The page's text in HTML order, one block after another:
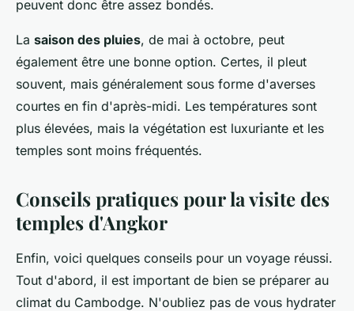
peuvent donc être assez bondés.
La saison des pluies, de mai à octobre, peut
également être une bonne option. Certes, il pleut
souvent, mais généralement sous forme d'averses
courtes en fin d'après-midi. Les températures sont
plus élevées, mais la végétation est luxuriante et les
temples sont moins fréquentés.
Conseils pratiques pour la visite des
temples d'Angkor
Enfin, voici quelques conseils pour un voyage réussi.
Tout d'abord, il est important de bien se préparer au
climat du Cambodge. N'oubliez pas de vous hydrater